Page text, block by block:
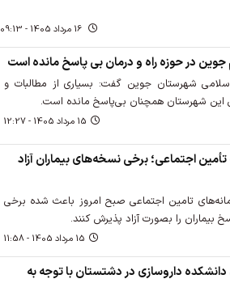
جوین در حوزه راه و درمان بی پاسخ مانده است
شهرستان جوین گفت: بسیاری از مطالبات و
این شهرستان همچنان بی‌پاسخ مانده است.
15 مرداد 1405 - 12:27
تأمین اجتماعی؛ برخی نسخه‌های بیماران آزاد
تامین اجتماعی صبح امروز باعث شده برخی
بیماران را بصورت آزاد پذیرش کنند.
15 مرداد 1405 - 11:58
دانشکده داروسازی در دشتستان با توجه به